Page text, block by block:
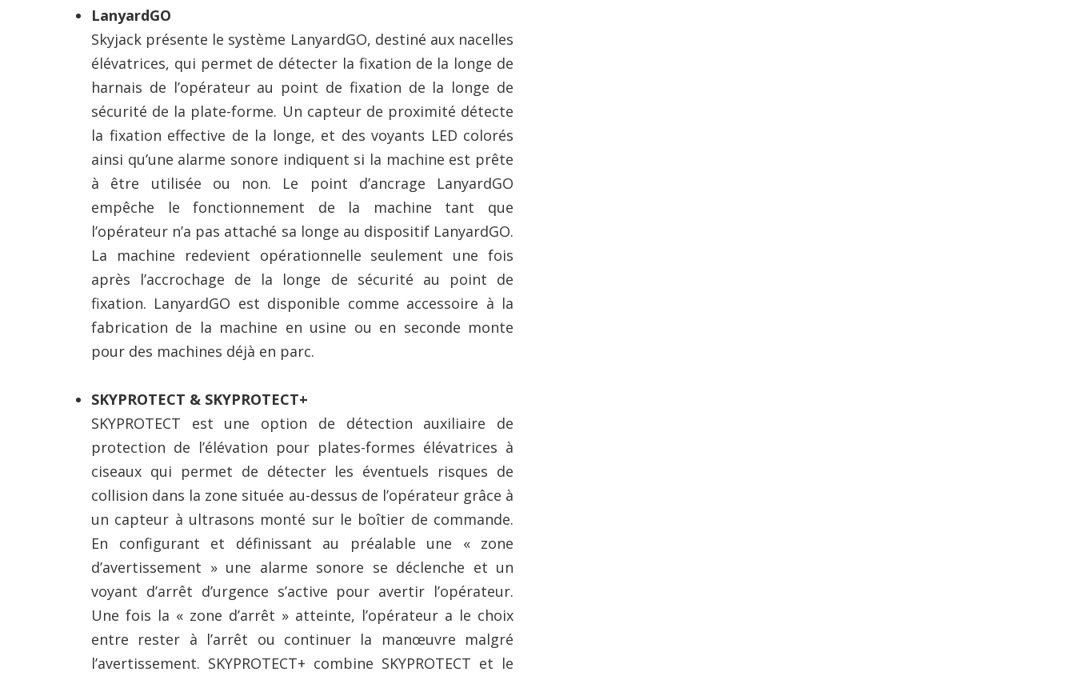
LanyardGO
Skyjack présente le système LanyardGO, destiné aux nacelles
élévatrices, qui permet de détecter la fixation de la longe de
harnais de l’opérateur au point de fixation de la longe de
sécurité de la plate-forme. Un capteur de proximité détecte
la fixation effective de la longe, et des voyants LED colorés
ainsi qu’une alarme sonore indiquent si la machine est prête
à être utilisée ou non. Le point d’ancrage LanyardGO
empêche le fonctionnement de la machine tant que
l’opérateur n’a pas attaché sa longe au dispositif LanyardGO.
La machine redevient opérationnelle seulement une fois
après l’accrochage de la longe de sécurité au point de
fixation. LanyardGO est disponible comme accessoire à la
fabrication de la machine en usine ou en seconde monte
pour des machines déjà en parc.
SKYPROTECT & SKYPROTECT+
SKYPROTECT est une option de détection auxiliaire de
protection de l’élévation pour plates-formes élévatrices à
ciseaux qui permet de détecter les éventuels risques de
collision dans la zone située au-dessus de l’opérateur grâce à
un capteur à ultrasons monté sur le boîtier de commande.
En configurant et définissant au préalable une « zone
d’avertissement » une alarme sonore se déclenche et un
voyant d’arrêt d’urgence s’active pour avertir l’opérateur.
Une fois la « zone d’arrêt » atteinte, l’opérateur a le choix
entre rester à l’arrêt ou continuer la manœuvre malgré
l’avertissement. SKYPROTECT+ combine SKYPROTECT et le